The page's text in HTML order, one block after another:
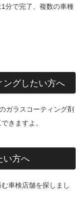
分で完了、複数の車種
ングしたい方へ
ガラスコーティング剤
きますよ。
い方へ
車検店舗を探しまし